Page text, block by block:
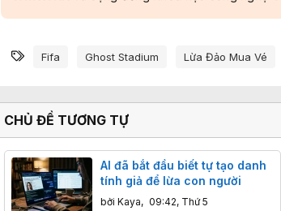
Từ khóa
Fifa Ghost Stadium Lừa Đảo Mua Vé
CHỦ ĐỀ TƯƠNG TỰ
AI đã bắt đầu biết tự tạo danh
tính giả để lừa con người
bởi Kaya, 09:42, Thứ 5